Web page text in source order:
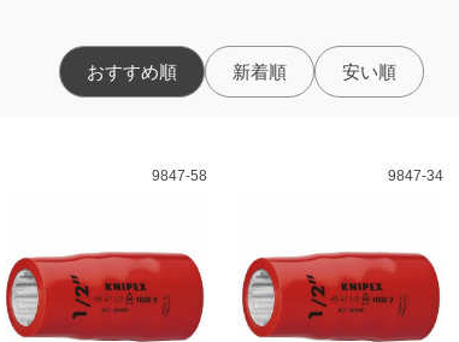
おすすめ順 新着順 安い順
9847-58 9847-34